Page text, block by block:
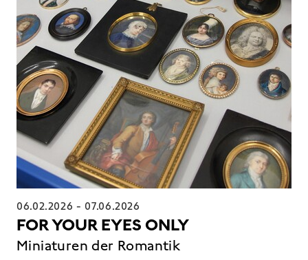
06.02.2026 -07.06.2026
FOR YOUR EYES ONLY
Miniaturen der Romantik